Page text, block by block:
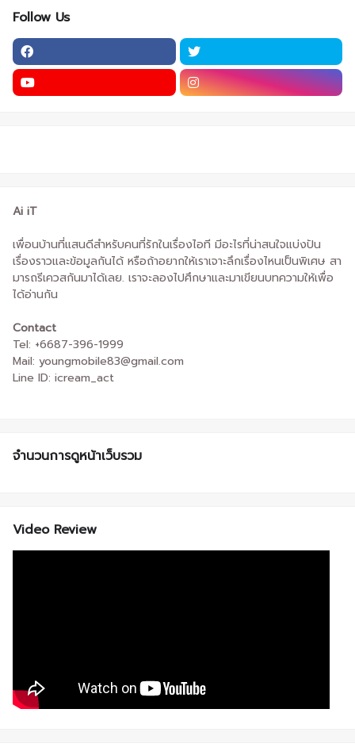
Follow Us
Ai iT
เพื่อนบ้านที่แสนดีสำหรับคนที่รักในเรื่องไอที มีอะไรที่น่าสนใจแบ่งปัน
เรื่องราวและข้อมูลกันได้ หรือถ้าอยากให้เราเจาะลึกเรื่องไหนเป็นพิเศษ สา
มารถรีเควสกันมาได้เลย. เราจะลองไปศึกษาและมาเขียนบทความให้เพื่อ
ได้อ่านกัน
Contact
Tel: +6687-396-1999
Mail: youngmobile83@gmail.com
Line ID: icream_act
จำนวนการดูหน้าเว็บรวม
Video Review